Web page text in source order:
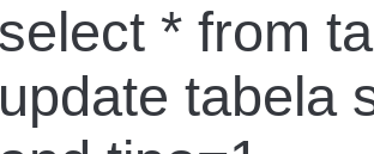
* from
tabela